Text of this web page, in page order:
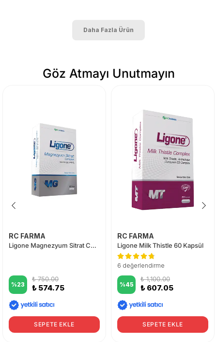
Daha Fazla Ürün
Göz Atmayı Unutmayın
RC FARMA
Ligone Magnezyum Sitrat Complex 60 Tablet
%23
₺ 750.00
₺ 574.75
SEPETE EKLE
RC FARMA
Ligone Milk Thistle 60 Kapsül
6 değerlendirme
%45
₺ 1,100.00
₺ 607.05
SEPETE EKLE